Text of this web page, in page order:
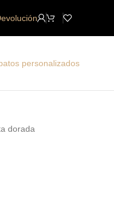
personalizados
dorada